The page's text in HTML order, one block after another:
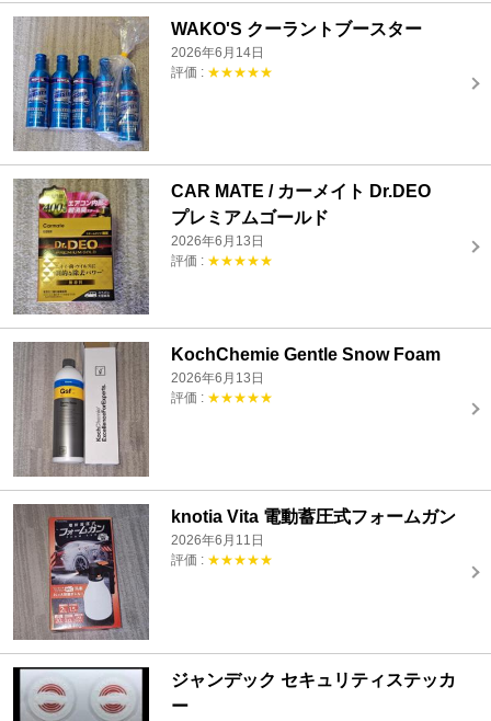
WAKO'S クーラントブースター
2026年6月14日
評価 : ★★★★★
CAR MATE / カーメイト Dr.DEO
プレミアムゴールド
2026年6月13日
評価 : ★★★★★
KochChemie Gentle Snow Foam
2026年6月13日
評価 : ★★★★★
knotia Vita 電動蓄圧式フォームガン
2026年6月11日
評価 : ★★★★★
ジャンデック セキュリティステッカ
ー